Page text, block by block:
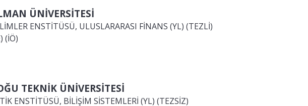
ÜNİVERSİTESİ
ENSTİTÜSÜ, ULUSLARARASI FİNANS (YL) (TEZLİ)
(İÖ)
TEKNİK ÜNİVERSİTESİ
ENSTİTÜSÜ, BİLİŞİM SİSTEMLERİ (YL) (TEZSİZ)